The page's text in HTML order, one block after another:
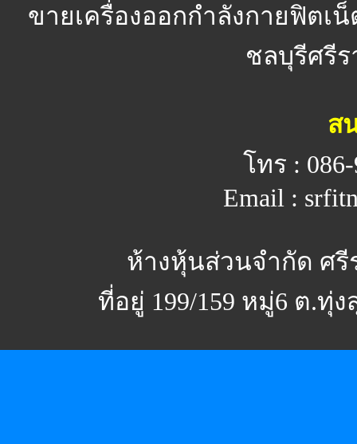
ขายเครื่องออกกำลังกายฟิตเ
ชลบุรีศรี
ส
โทร :
Email :
ห้างหุ้นส่วนจำกัด ศรี
ที่อยู่ 199/159 หมู่6 ต.ทุ่